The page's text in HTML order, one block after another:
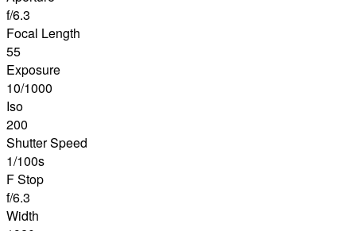
f/6.3
Focal Length
55
Exposure
10/1000
Iso
200
Shutter Speed
1/100s
F Stop
f/6.3
Width